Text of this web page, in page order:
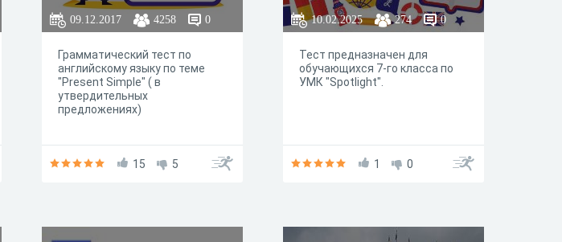
09.12.2017 4258 0
Грамматический тест по
английскому языку по теме
"Present Simple" ( в
утвердительных
предложениях)
15 5
10.02.2025 274 0
Тест предназначен для
обучающихся 7-го класса по
УМК "Spotlight".
1 0